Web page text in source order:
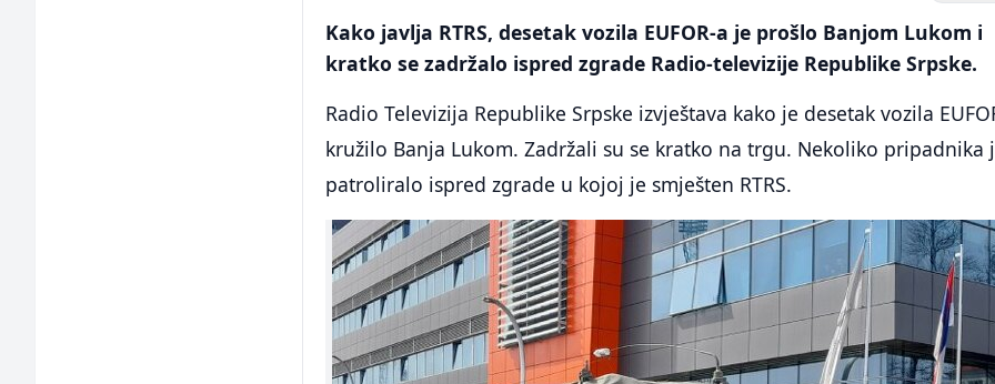
Kako javlja RTRS, desetak vozila EUFOR-a je prošlo Banjom Lukom i
kratko se zadržalo ispred zgrade Radio-televizije Republike Srpske.
Radio Televizija Republike Srpske izvještava kako je desetak vozila
kružilo Banja Lukom. Zadržali su se kratko na trgu. Nekoliko pripadnika
patroliralo ispred zgrade u kojoj je smješten RTRS.